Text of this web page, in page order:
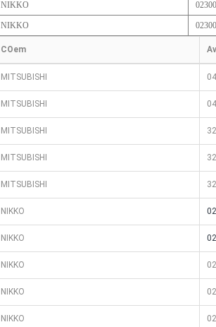
NIKKO
NIKKO
COem
MITSUBISHI
MITSUBISHI
MITSUBISHI
MITSUBISHI
MITSUBISHI
NIKKO
NIKKO
NIKKO
NIKKO
NIKKO